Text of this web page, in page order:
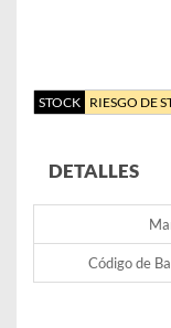
STOCK RIESGO DE
DETALLES
Código de